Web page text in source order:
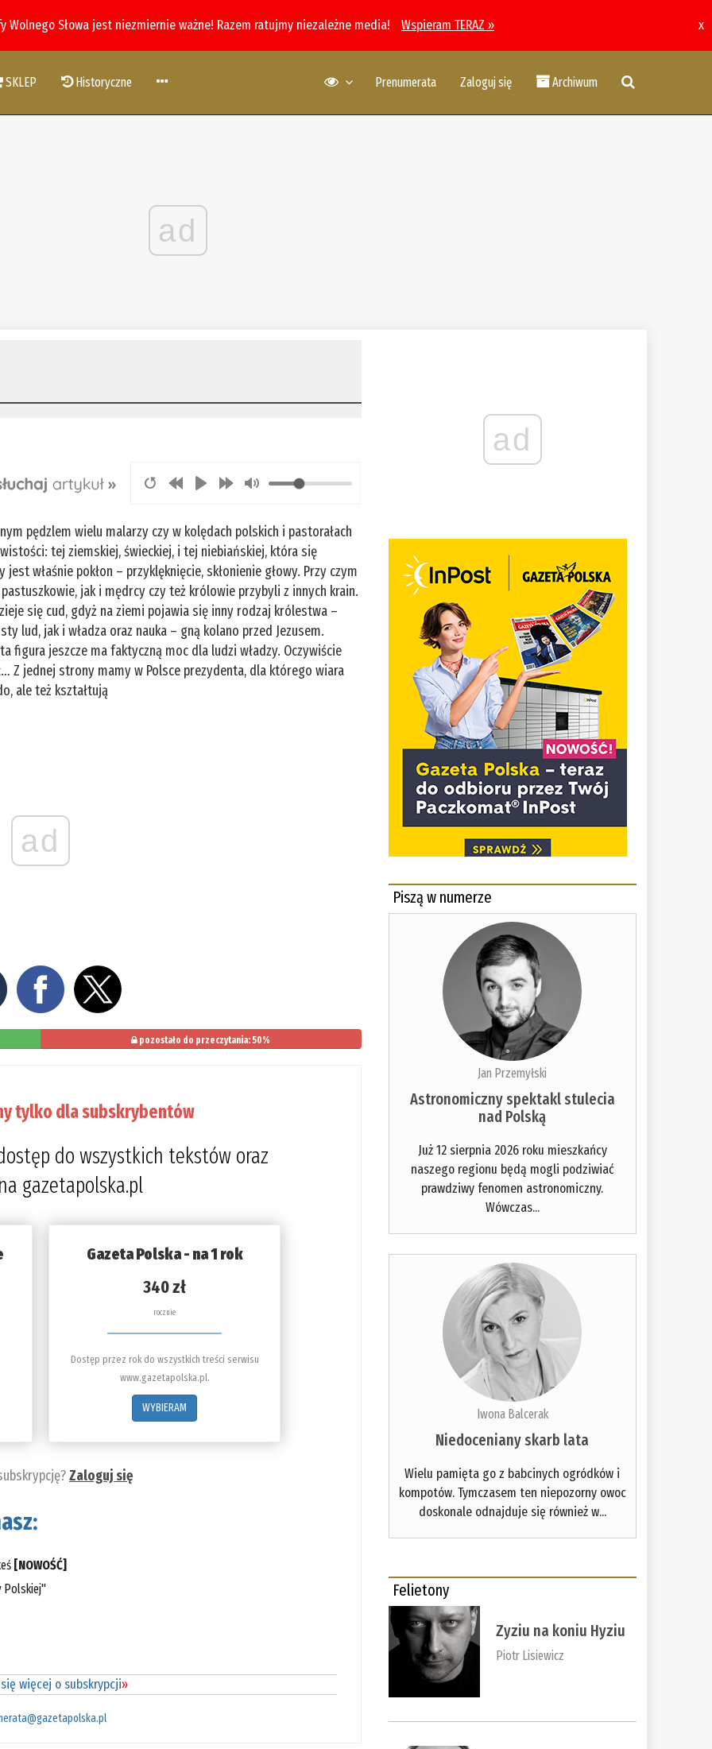
Wolnego Słowa jest niezmiernie ważne! Razem ratujmy niezależne media! Wspieram TERAZ » x
SKLEP Historyczne Prenumerata Zaloguj się Archiwum
ad
pędzlem wielu malarzy czy w kolędach polskich i pastorałach
tej ziemskiej, świeckiej, i tej niebiańskiej, która się
właśnie pokłon – przyklęknięcie, skłonienie głowy. Przy czym
jak i mędrcy czy też królowie przybyli z innych krain.
się cud, gdyż na ziemi pojawia się inny rodzaj królestwa –
lud, jak i władza oraz nauka – gną kolano przed Jezusem.
figura jeszcze ma faktyczną moc dla ludzi władzy. Oczywiście
Z jednej strony mamy w Polsce prezydenta, dla którego wiara
ale też kształtują
ad
pozostało do przeczytania: 50%
tylko dla subskrybentów
do wszystkich tekstów oraz
gazetapolska.pl
Gazeta Polska - na 1 rok
340 zł
rocznie
Dostęp przez rok do wszystkich treści serwisu
www.gazetapolska.pl.
WYBIERAM
Zaloguj się
[NOWOŚĆ]
Polskiej"
więcej o subskrypcji»
ad
Piszą w numerze
Jan Przemyłski
Astronomiczny spektakl stulecia
nad Polską
Już 12 sierpnia 2026 roku mieszkańcy
naszego regionu będą mogli podziwiać
prawdziwy fenomen astronomiczny.
Wówczas...
Iwona Balcerak
Niedoceniany skarb lata
Wielu pamięta go z babcinych ogródków i
kompotów. Tymczasem ten niepozorny owoc
doskonale odnajduje się również w...
Felietony
Zyziu na koniu Hyziu
Piotr Lisiewicz